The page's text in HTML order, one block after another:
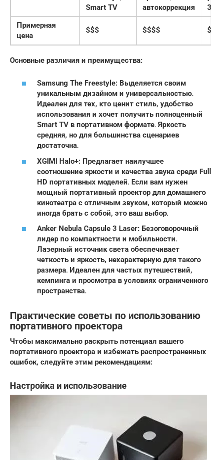
Smart TV
автокоррекция
Примерная
цена
$$$ $$$$ $$$
Основные различия и преимущества:
Samsung The Freestyle: Выделяется своим
уникальным дизайном и универсальностью․
Идеален для тех, кто ценит стиль, удобство
использования и хочет получить полноценный
Smart TV в портативном формате․ Яркость
средняя, но для большинства сценариев
достаточна․
XGIMI Halo+: Предлагает наилучшее
соотношение яркости и качества звука среди Full
HD портативных моделей․ Если вам нужен
мощный портативный проектор для домашнего
кинотеатра с отличным звуком, который можно
иногда брать с собой, это ваш выбор․
Anker Nebula Capsule 3 Laser: Безоговорочный
лидер по компактности и мобильности․
Лазерный источник света обеспечивает
четкость и яркость, нехарактерную для такого
размера․ Идеален для частых путешествий,
кемпинга и просмотра в условиях ограниченного
пространства․
Практические советы по использованию
портативного проектора
Чтобы максимально раскрыть потенциал вашего
портативного проектора и избежать распространенных
ошибок, следуйте этим рекомендациям:
Настройка и использование